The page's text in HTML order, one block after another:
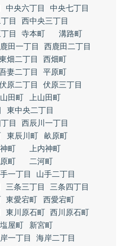
中央六丁目
中央七丁目
目
西中央三丁目
目 寺本町
溝路町
田一丁目
西鹿田二丁目
畑二丁目
西畑町
妻二丁目
平原町
原二丁目
伏原三丁目
田町
上山田町
東中央二丁目
目
西辰川一丁目
東辰川町
畝原町
町
上内神町
町
二河町
一丁目
山手二丁目
三条三丁目
三条四丁目
東愛宕町
西愛宕町
東川原石町 西川原石町
屋町
新宮町
一丁目
海岸二丁目